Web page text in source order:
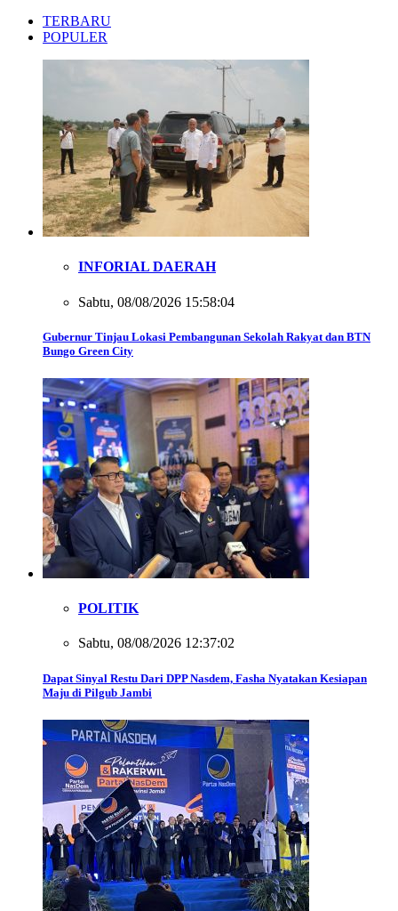
TERBARU
POPULER
INFORIAL DAERAH
Sabtu, 08/08/2026 15:58:04
Gubernur Tinjau Lokasi Pembangunan Sekolah Rakyat dan BTN
Bungo Green City
POLITIK
Sabtu, 08/08/2026 12:37:02
Dapat Sinyal Restu Dari DPP Nasdem, Fasha Nyatakan Kesiapan
Maju di Pilgub Jambi